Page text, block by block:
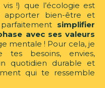
!) que l’écologie est
apporter bien-être et
simplifier
avec ses valeurs
mentale ! Pour cela, je
besoins, envies,
quotidien durable et
qui te ressemble